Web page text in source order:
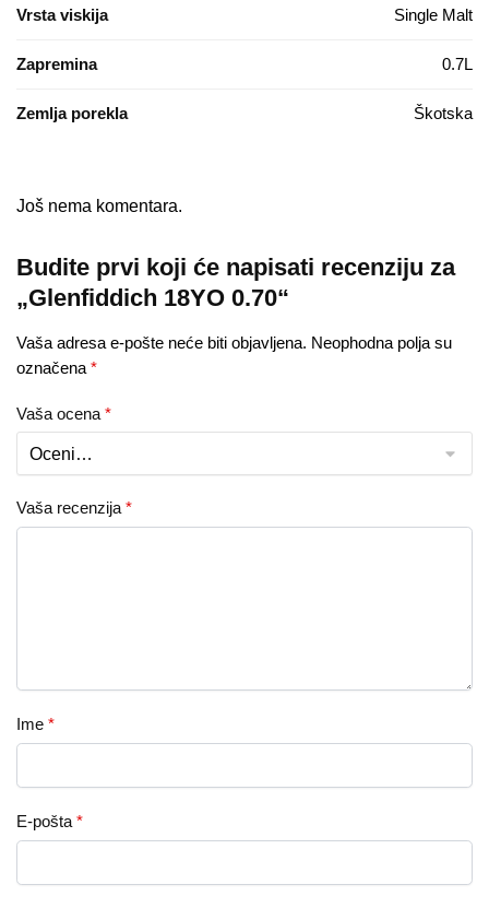
Vrsta viskija Single Malt
Zapremina 0.7L
Zemlja porekla Škotska
Još nema komentara.
Budite prvi koji će napisati recenziju za
„Glenfiddich 18YO 0.70“
Vaša adresa e-pošte neće biti objavljena. Neophodna polja su
označena *
Vaša ocena *
Vaša recenzija*
Ime *
E-pošta*